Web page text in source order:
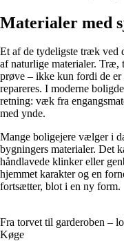
Materialer med
Et af de tydeligste træk ved
af naturlige materialer. Træ,
prøve – ikke kun fordi de
repareres. I moderne
retning: væk fra
med ynde.
Mange boligejere vælger i
bygningers materialer. Det
håndlavede klinker eller
hjemmet karakter og en
fortsætter, blot i en ny form.
Fra torvet til garderoben –
Køge